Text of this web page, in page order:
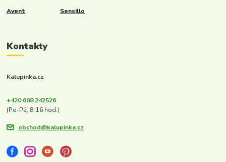
Avent Sensillo
Kontakty
Kalupinka.cz
+420 608 242526
(Po-Pá, 8-16 hod.)
obchod@kalupinka.cz